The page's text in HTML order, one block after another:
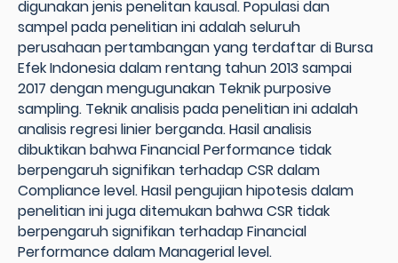
digunakan jenis penelitan kausal. Populasi dan
sampel pada penelitian ini adalah seluruh
perusahaan pertambangan yang terdaftar di Bursa
Efek Indonesia dalam rentang tahun 2013 sampai
2017 dengan mengugunakan Teknik purposive
sampling. Teknik analisis pada penelitian ini adalah
analisis regresi linier berganda. Hasil analisis
dibuktikan bahwa Financial Performance tidak
berpengaruh signifikan terhadap CSR dalam
Compliance level. Hasil pengujian hipotesis dalam
penelitian ini juga ditemukan bahwa CSR tidak
berpengaruh signifikan terhadap Financial
Performance dalam Managerial level.